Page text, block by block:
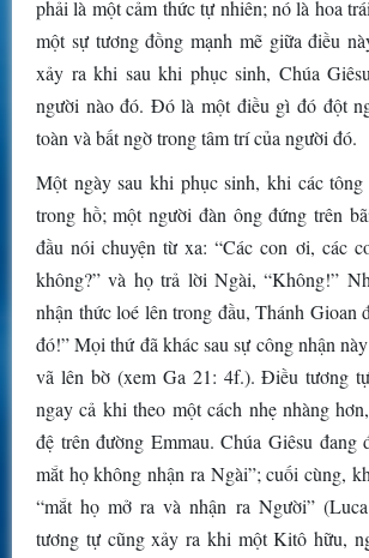
phải là một cảm thức tự nhiên; nó là hoa
một sự tương đồng mạnh mẽ giữa điều
xảy ra khi sau khi phục sinh, Chúa
người nào đó. Đó là một điều gì đó đột
toàn và bất ngờ trong tâm trí của người đó.
Một ngày sau khi phục sinh, khi các tông
trong hồ; một người đàn ông đứng trên
đầu nói chuyện từ xa: “Các con ơi, các
không?” và họ trả lời Ngài, “Không!”
nhận thức loé lên trong đầu, Thánh Gioan
đó!” Mọi thứ đã khác sau sự công nhận
vã lên bờ (xem Ga 21: 4f.). Điều tương
ngay cả khi theo một cách nhẹ nhàng
đệ trên đường Emmau. Chúa Giêsu đang
mắt họ không nhận ra Ngài”; cuối cùng,
“mắt họ mở ra và nhận ra Người”
tương tự cũng xảy ra khi một Kitô hữu,